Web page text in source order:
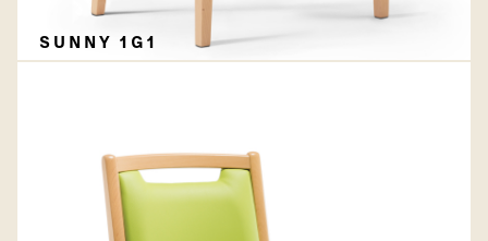
SUNNY 1G1